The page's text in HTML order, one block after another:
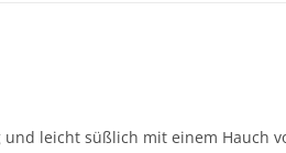
leicht süßlich mit einem Hauch